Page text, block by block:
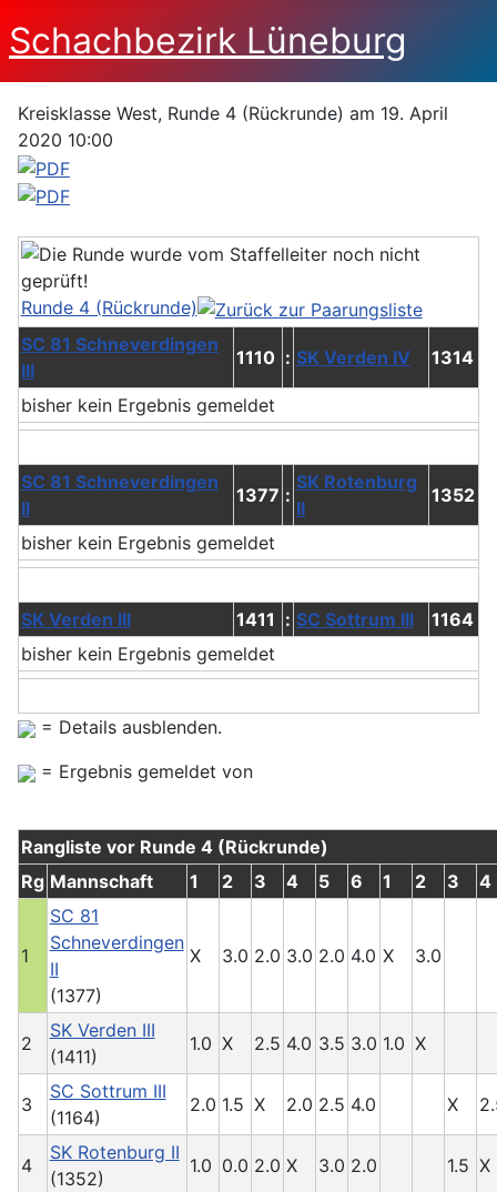
Schachbezirk Lüneburg
Kreisklasse West, Runde 4 (Rückrunde) am 19. April
2020 10:00
Runde 4 (Rückrunde)
SC 81 Schneverdingen
III
1110 : SK Verden IV 1314
bisher kein Ergebnis gemeldet
SC 81 Schneverdingen
II
1377 :
SK Rotenburg
II
1352
bisher kein Ergebnis gemeldet
SK Verden III 1411 : SC Sottrum III
1164
bisher kein Ergebnis gemeldet
= Details ausblenden.
= Ergebnis gemeldet von
Rangliste vor Runde 4 (Rückrunde)
Rg Mannschaft 1 2 3 4 5 6 1 2 3 4
1
SC 81
Schneverdingen
II
(1377)
X 3.0 2.0 3.0 2.0 4.0 X 3.0
2
SK Verden III
(1411)
1.0 X 2.5 4.0 3.5 3.0 1.0 X
3
SC Sottrum III
(1164)
2.0 1.5 X 2.0 2.5 4.0 X
4
SK Rotenburg II
(1352)
1.0 0.0 2.0 X 3.0 2.0 1.5 X